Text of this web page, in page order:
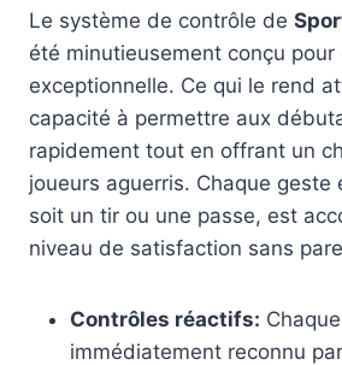
Le système de contrôle de
été minutieusement conçu
exceptionnelle. Ce qui le rend
capacité à permettre aux
rapidement tout en offrant un
joueurs aguerris. Chaque geste
soit un tir ou une passe, est
niveau de satisfaction sans
Contrôles réactifs:
immédiatement reconnu